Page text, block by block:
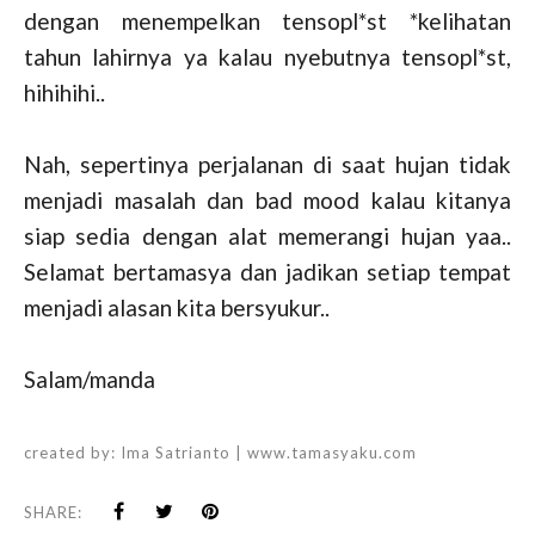
dengan menempelkan tensopl*st *kelihatan
tahun lahirnya ya kalau nyebutnya tensopl*st,
hihihihi..
Nah, sepertinya perjalanan di saat hujan tidak
menjadi masalah dan bad mood kalau kitanya
siap sedia dengan alat memerangi hujan yaa..
Selamat bertamasya dan jadikan setiap tempat
menjadi alasan kita bersyukur..
Salam/manda
created by: Ima Satrianto | www.tamasyaku.com
SHARE: